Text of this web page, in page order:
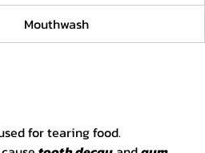
Mouthwash
for tearing food.